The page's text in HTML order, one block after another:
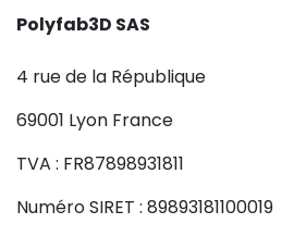
Polyfab3D SAS
4 rue de la République
69001 Lyon France
TVA : FR87898931811
Numéro SIRET : 89893181100019